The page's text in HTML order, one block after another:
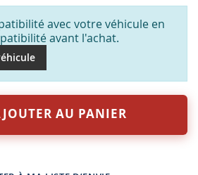
avec votre véhicule en
avant l'achat.
AU PANIER